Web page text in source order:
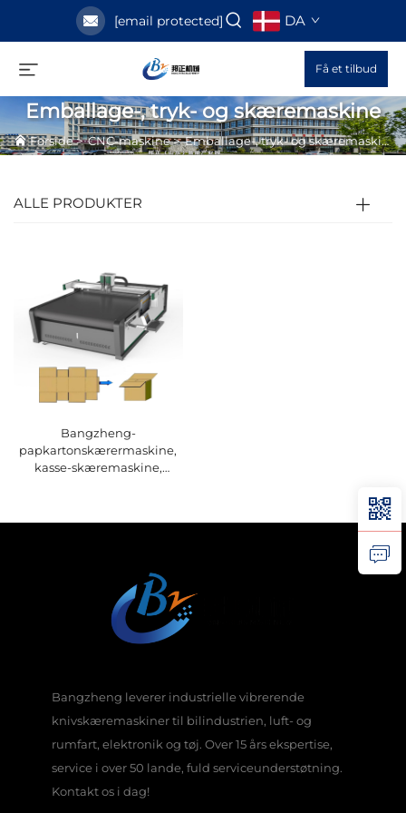
[email protected] DA
Få et tilbud
Emballage-, tryk- og skæremaskine
Forside>CNC-maskine>Emballage-, tryk- og skæremaskine
ALLE PRODUKTER
Bangzheng-
papkartonskærermaskine,
kasse-skæremaskine,
Bangzheng leverer industrielle vibrerende
knivskæremaskiner til bilindustrien, luft- og
rumfart, elektronik og tøj. Over 15 års ekspertise,
service i over 50 lande, fuld serviceunderstøtning.
Kontakt os i dag!